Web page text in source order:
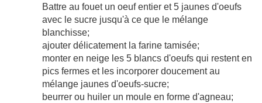
Battre au fouet un oeuf entier et 5 jaunes d'oeufs
avec le sucre jusqu'à ce que le mélange
blanchisse;
ajouter délicatement la farine tamisée;
monter en neige les 5 blancs d'oeufs qui restent en
pics fermes et les incorporer doucement au
mélange jaunes d'oeufs-sucre;
beurrer ou huiler un moule en forme d'agneau;